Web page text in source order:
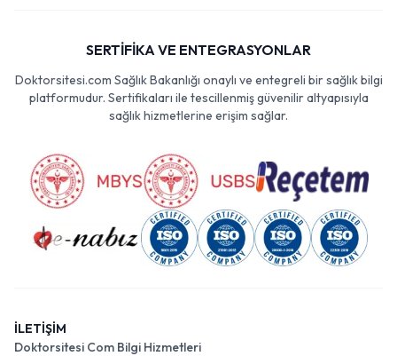
SERTİFİKA VE ENTEGRASYONLAR
Doktorsitesi.com Sağlık Bakanlığı onaylı ve entegreli bir sağlık bilgi
platformudur. Sertifikaları ile tescillenmiş güvenilir altyapısıyla
sağlık hizmetlerine erişim sağlar.
İLETİŞİM
Doktorsitesi Com Bilgi Hizmetleri